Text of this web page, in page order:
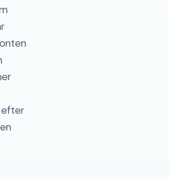
efter